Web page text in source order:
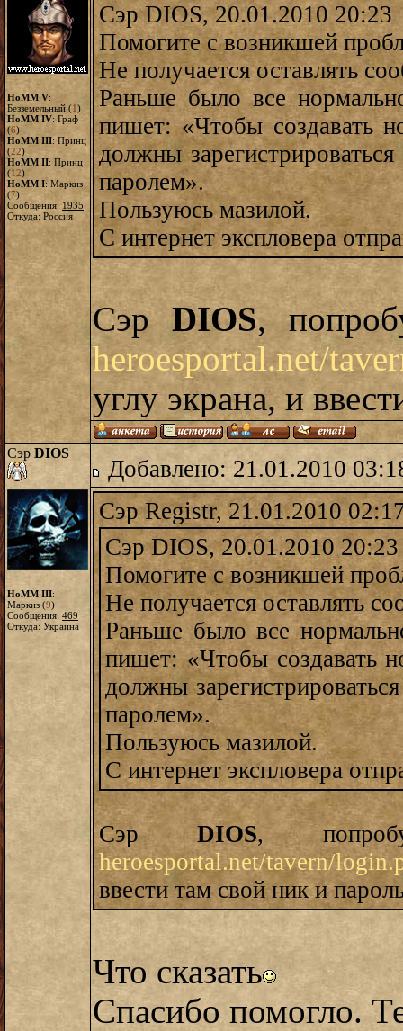
HoMM V:
Безземельный (1)
HoMM IV: Граф
(6)
HoMM III: Принц
(22)
HoMM II: Принц
(12)
HoMM I: Маркиз
(7)
Сообщения: 1935
Откуда: Россия
Сэр DIOS, 20.01.2010 20:23
Помогите с возникшей
Не получается оставлять
Раньше было все
пишет: «Чтобы создавать
должны
паролем».
Пользуюсь мазилой.
С интернет экспловера
СэрDIOS,
heroesportal.net/
углу экрана, и
Сэр DIOS
HoMM III:
Маркиз (9)
Сообщения: 469
Откуда: Украина
Добавлено: 21.01.2010
Сэр Registr, 21.01.2010
Сэр DIOS, 20.01.2010 20:23
Помогите с возникшей
Не получается оставлять
Раньше было все
пишет: «Чтобы создавать
должны
паролем».
Пользуюсь мазилой.
С интернет экспловера
СэрDIOS,
heroesportal.net/tavern/
ввести там свой ник и
Что сказать
Спасибо помогло.